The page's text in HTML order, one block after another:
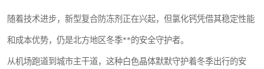
随着技术进步，新型复合防冻剂正在兴起，但氯化钙凭借其稳定性能
和成本优势，仍是北方地区冬季**的安全守护者。
从机场跑道到城市主干道，这种白色晶体默默守护着冬季出行的安